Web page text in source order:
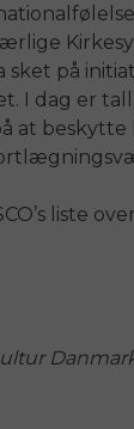
sket på
I dag er
at
liste